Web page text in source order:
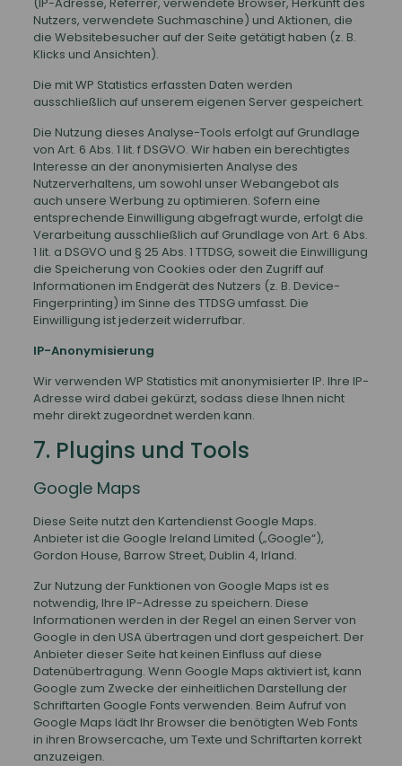
Nutzers, verwendete Suchmaschine) und Aktionen, die
die Websitebesucher auf der Seite getätigt haben (z. B.
Klicks und Ansichten).
Die mit WP Statistics erfassten Daten werden
ausschließlich auf unserem eigenen Server gespeichert.
Die Nutzung dieses Analyse-Tools erfolgt auf Grundlage
von Art. 6 Abs. 1 lit. f DSGVO. Wir haben ein berechtigtes
Interesse an der anonymisierten Analyse des
Nutzerverhaltens, um sowohl unser Webangebot als
auch unsere Werbung zu optimieren. Sofern eine
entsprechende Einwilligung abgefragt wurde, erfolgt die
Verarbeitung ausschließlich auf Grundlage von Art. 6 Abs.
1 lit. a DSGVO und § 25 Abs. 1 TTDSG, soweit die Einwilligung
die Speicherung von Cookies oder den Zugriff auf
Informationen im Endgerät des Nutzers (z. B. Device-
Fingerprinting) im Sinne des TTDSG umfasst. Die
Einwilligung ist jederzeit widerrufbar.
IP-Anonymisierung
Wir verwenden WP Statistics mit anonymisierter IP. Ihre IP-
Adresse wird dabei gekürzt, sodass diese Ihnen nicht
mehr direkt zugeordnet werden kann.
7. Plugins und Tools
Google Maps
Diese Seite nutzt den Kartendienst Google Maps.
Anbieter ist die Google Ireland Limited („Google“),
Gordon House, Barrow Street, Dublin 4, Irland.
Zur Nutzung der Funktionen von Google Maps ist es
notwendig, Ihre IP-Adresse zu speichern. Diese
Informationen werden in der Regel an einen Server von
Google in den USA übertragen und dort gespeichert. Der
Anbieter dieser Seite hat keinen Einfluss auf diese
Datenübertragung. Wenn Google Maps aktiviert ist, kann
Google zum Zwecke der einheitlichen Darstellung der
Schriftarten Google Fonts verwenden. Beim Aufruf von
Google Maps lädt Ihr Browser die benötigten Web Fonts
in ihren Browsercache, um Texte und Schriftarten korrekt
anzuzeigen.